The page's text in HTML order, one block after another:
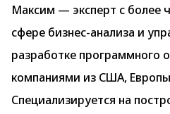
Максим — эксперт с более
сфере бизнес-анализа и
разработке программного
компаниями из США,
Специализируется на